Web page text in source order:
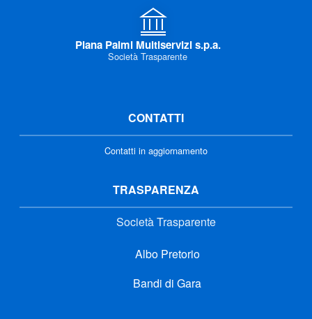
Piana Palmi Multiservizi s.p.a.
Società Trasparente
CONTATTI
Contatti in aggiornamento
TRASPARENZA
Società Trasparente
Albo Pretorio
Bandi di Gara